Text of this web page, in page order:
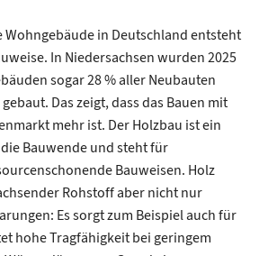
Wohngebäude in Deutschland entsteht
In Niedersachsen wurden 2025
sogar 28 % aller Neubauten
Das zeigt, dass das Bauen mit
mehr ist. Der Holzbau ist ein
Bauwende und steht für
Bauweisen. Holz
Rohstoff aber nicht nur
Es sorgt zum Beispiel auch für
hohe Tragfähigkeit bei geringem